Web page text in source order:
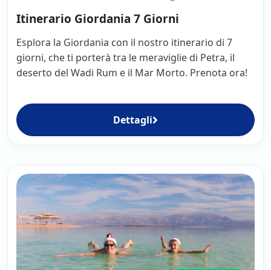
Itinerario Giordania 7 Giorni
Esplora la Giordania con il nostro itinerario di 7
giorni, che ti porterà tra le meraviglie di Petra, il
deserto del Wadi Rum e il Mar Morto. Prenota ora!
Dettagli